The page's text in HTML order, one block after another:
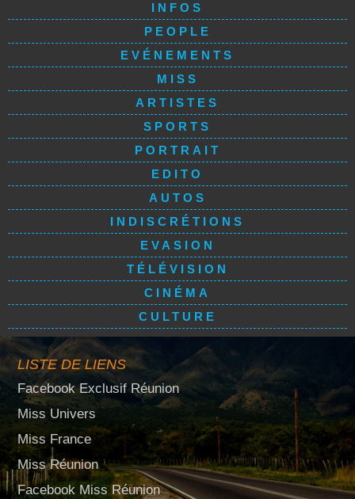
INFOS
PEOPLE
EVÉNEMENTS
MISS
ARTISTES
SPORTS
PORTRAIT
EDITO
AUTOS
INDISCRÉTIONS
EVASION
TÉLÉVISION
CINÉMA
CULTURE
LISTE DE LIENS
Facebook Exclusif Réunion
Miss Univers
Miss France
Miss Réunion
Facebook Miss Réunion